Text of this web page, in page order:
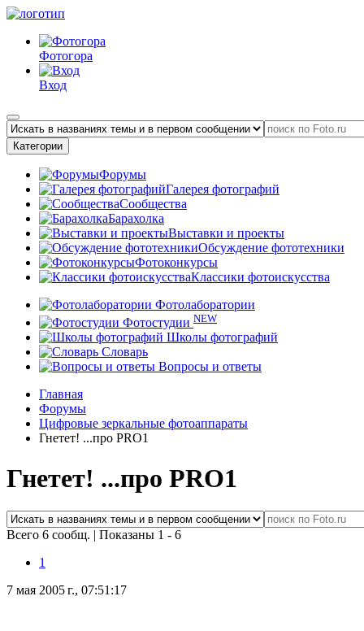
Фотогора
Вход
Категории
Форумы
Галерея фотографий
Сообщества
Барахолка
Выставки и проекты
Обсуждение фототехники
Фотоконкурсы
Классики фотоискусства
Фотолаборатории
Фотостудии NEW
Школы фотографий
Словарь
Вопросы и ответы
Главная
Форумы
Цифровые зеркальные фотоаппараты
Гнетет! ...про PRO1
Гнетет! ...про PRO1
Всего 6 сообщ. | Показаны 1 - 6
1
7 мая 2005 г., 07:51:17